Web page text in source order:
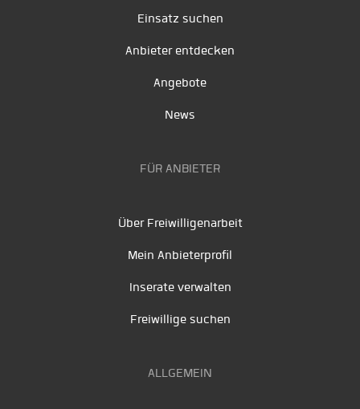
Einsatz suchen
Anbieter entdecken
Angebote
News
FÜR ANBIETER
Über Freiwilligenarbeit
Mein Anbieterprofil
Inserate verwalten
Freiwillige suchen
ALLGEMEIN